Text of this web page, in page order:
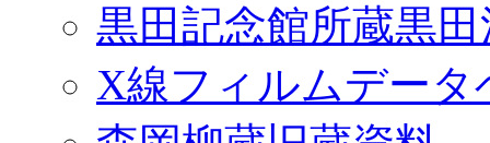
黒田記念館所蔵黒
X線フィルムデータ